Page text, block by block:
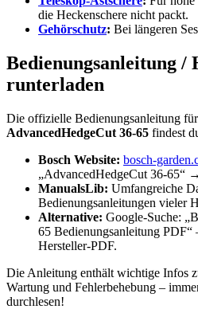
die Heckenschere nicht packt.
Gehörschutz: Bei längeren
Bedienungsanleitung /
runterladen
Die offizielle Bedienungsanleitung
AdvancedHedgeCut 36-65 findest
Bosch Website: bosch-
„AdvancedHedgeCut 36-65“
ManualsLib: Umfangreiche
Bedienungsanleitungen vieler
Alternative: Google-Suche:
65 Bedienungsanleitung PDF“
Hersteller-PDF.
Die Anleitung enthält wichtige Infos
Wartung und Fehlerbehebung –
durchlesen!